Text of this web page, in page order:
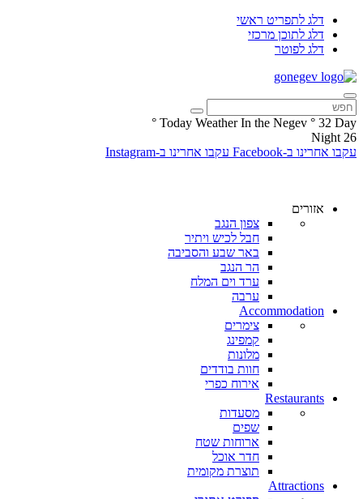
דלג לתפריט ראשי
דלג לתוכן מרכזי
דלג לפוטר
Today Weather In the Negev ° 32 Day
°
26
Night
עקבו אחרינו ב-Facebook
עקבו אחרינו ב-Instagram
אזורים
צפון הנגב
חבל לכיש ויתיר
באר שבע והסביבה
הר הנגב
ערד וים המלח
ערבה
Accommodation
צימרים
קמפינג
מלונות
חוות בודדים
אירוח כפרי
Restaurants
מסעדות
שפים
ארוחות שטח
חדר אוכל
תוצרת מקומית
Attractions